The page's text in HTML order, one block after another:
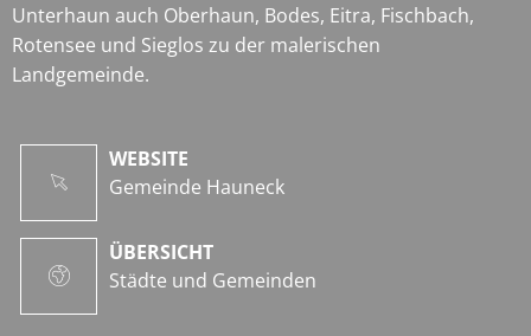
Unterhaun auch Oberhaun, Bodes, Eitra, Fischbach,
Rotensee und Sieglos zu der malerischen
Landgemeinde.
WEBSITE
Gemeinde Hauneck
ÜBERSICHT
Städte und Gemeinden